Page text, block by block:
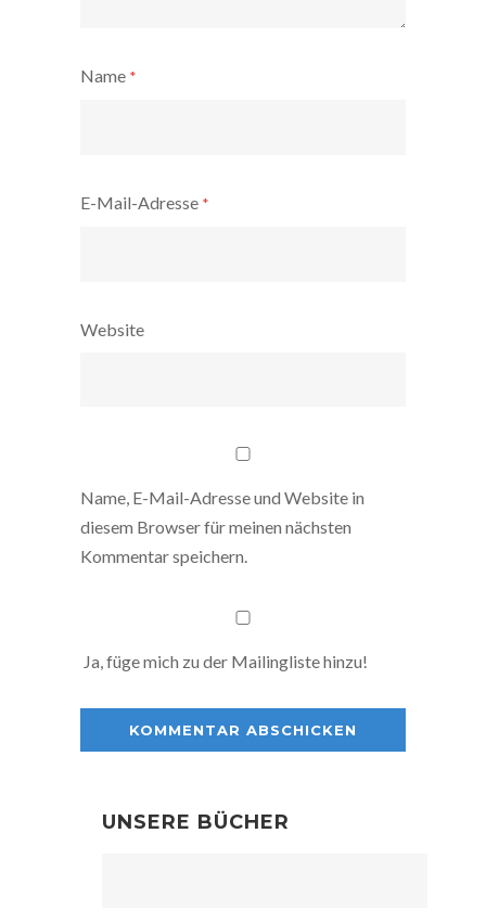
Name *
E-Mail-Adresse *
Website
Name, E-Mail-Adresse und Website in
diesem Browser für meinen nächsten
Kommentar speichern.
Ja, füge mich zu der Mailingliste hinzu!
UNSERE BÜCHER